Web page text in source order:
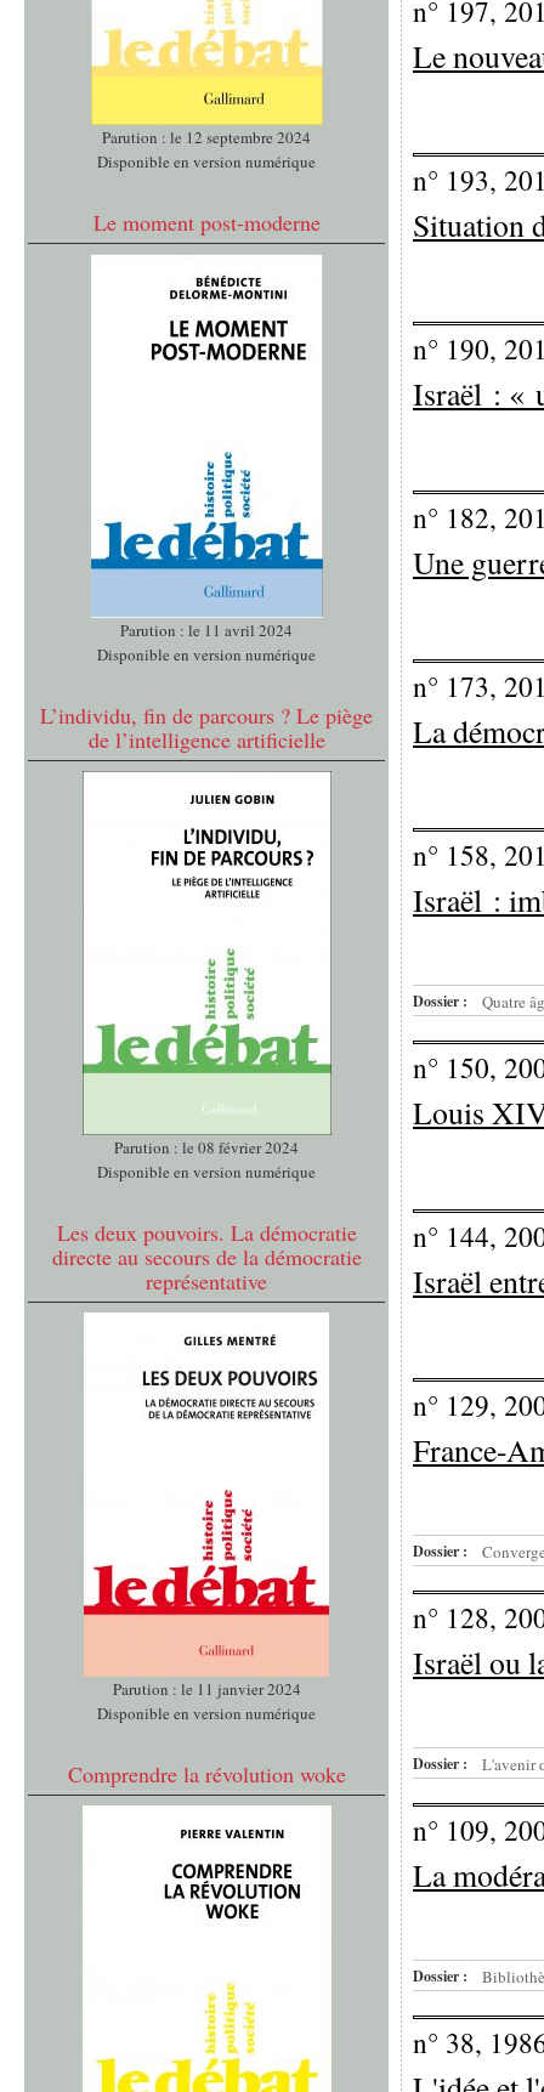
Parution : le 12 septembre 2024
Disponible en version numérique
Le moment post-moderne
Parution : le 11 avril 2024
Disponible en version numérique
L’individu, fin de parcours ? Le piège
de l’intelligence artificielle
Parution : le 08 février 2024
Disponible en version numérique
Les deux pouvoirs. La démocratie
directe au secours de la démocratie
représentative
Parution : le 11 janvier 2024
Disponible en version numérique
Comprendre la révolution woke
n° 197,
Le
n° 193,
Situation
n° 190,
Israël : «
n° 182,
Une
n° 173,
La
n° 158,
Israël :
Dossier : Quatre
n° 150,
Louis
n° 144,
Israël
n° 129,
France-
Dossier :
n° 128,
Israël ou
Dossier : L'avenir
n° 109,
La
Dossier :
n° 38,